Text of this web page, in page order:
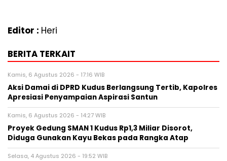
Editor : Heri
BERITA TERKAIT
Kamis, 6 Agustus 2026 - 17:16 WIB
Aksi Damai di DPRD Kudus Berlangsung Tertib, Kapolres
Apresiasi Penyampaian Aspirasi Santun
Kamis, 6 Agustus 2026 - 14:27 WIB
Proyek Gedung SMAN 1 Kudus Rp1,3 Miliar Disorot,
Diduga Gunakan Kayu Bekas pada Rangka Atap
Selasa, 4 Agustus 2026 - 19:52 WIB